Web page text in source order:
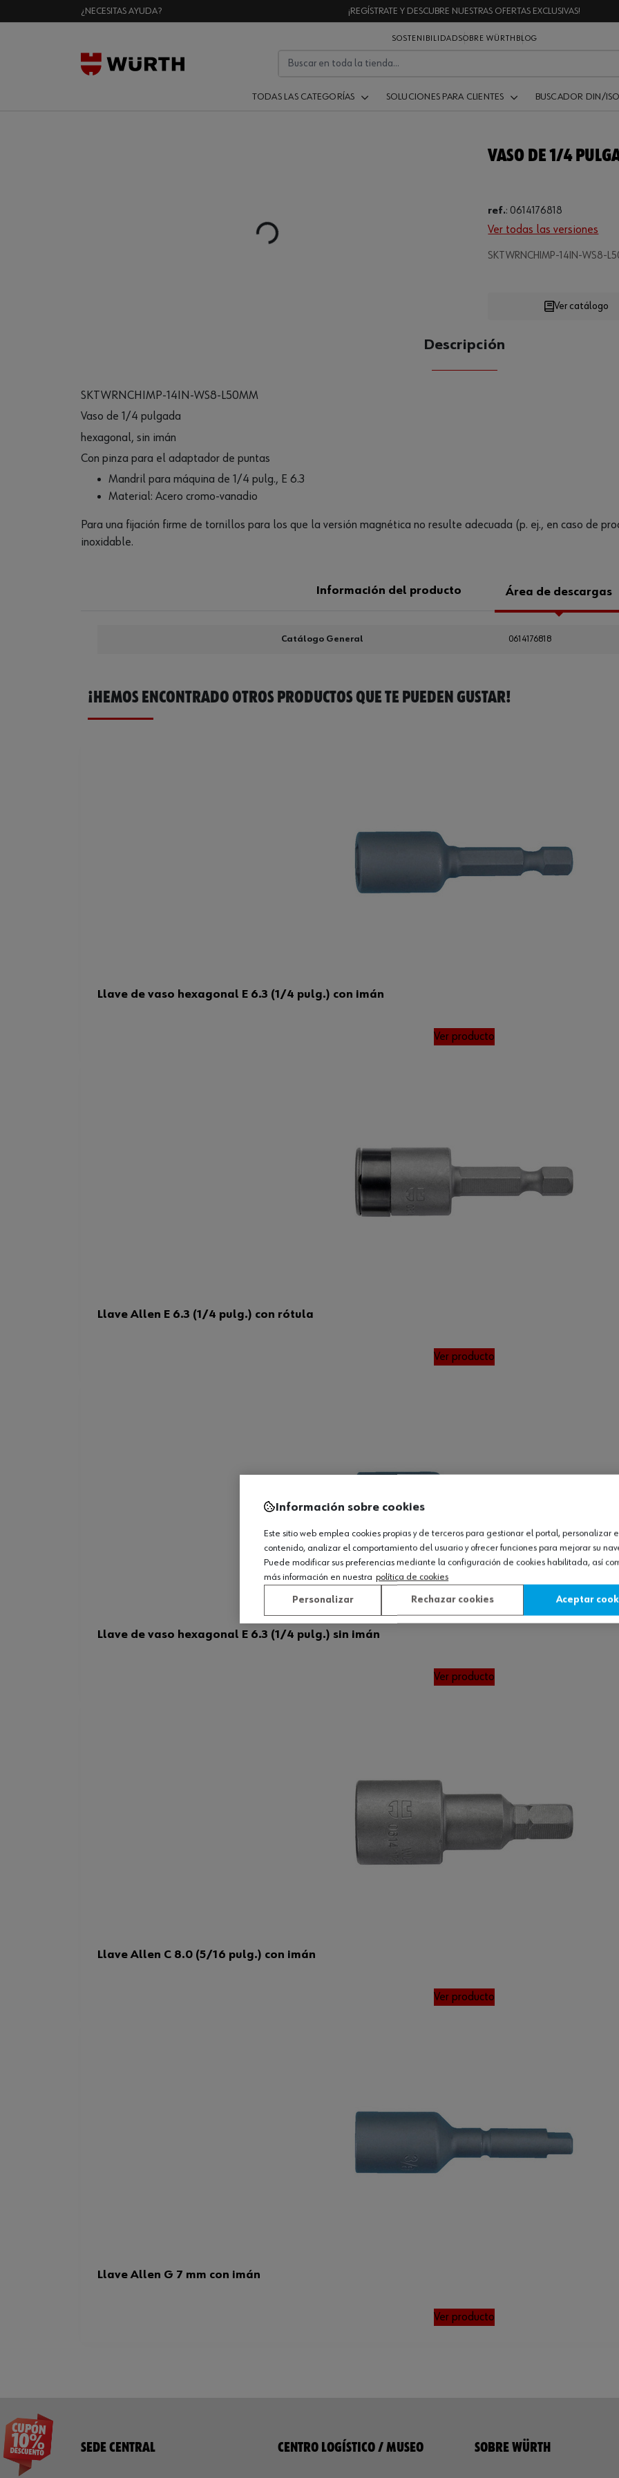
¿NECESITAS AYUDA? ¡REGÍSTRATE Y DESCUBRE NUESTRAS OFERTAS EXCLUSIVAS!
SOSTENIBILIDADSOBRE WÜRTH BLOG
TODAS LAS CATEGORÍAS SOLUCIONES PARA CLIENTES BUSCADOR DIN/ISO
Loading...
VASO DE 1/4
ref.: 0614176818
Ver todas las versiones
SKTWRNCHIMP-14IN-WS8-
CANTIDAD
Ver catálogo
Descripción
SKTWRNCHIMP-14IN-WS8-L50MM
Vaso de 1/4 pulgada
hexagonal, sin imán
Con pinza para el adaptador de puntas
Mandril para máquina de 1/4 pulg., E 6.3
Material: Acero cromo-vanadio
Para una fijación firme de tornillos para los que la versión magnética no resulte adecuada (p. ej., en caso de
inoxidable.
Información del producto Área de descargas
Catálogo General 0614176818
¡HEMOS ENCONTRADO OTROS PRODUCTOS QUE TE PUEDEN GUSTAR!
Llave de vaso hexagonal E 6.3 (1/4 pulg.) con imán
Ver producto
Llave Allen E 6.3 (1/4 pulg.) con rótula
Ver producto
Llave de vaso hexagonal E 6.3 (1/4 pulg.) sin imán
Ver producto
Llave Allen C 8.0 (5/16 pulg.) con imán
Ver producto
Llave Allen G 7 mm con imán
Ver producto
SEDE CENTRAL CENTRO LOGÍSTICO / MUSEO SOBRE WÜRTH
Información sobre cookies
Este sitio web emplea cookies propias y de terceros para gestionar el portal, personalizar
contenido, analizar el comportamiento del usuario y ofrecer funciones para mejorar su
Puede modificar sus preferencias mediante la configuración de cookies habilitada, así
más información en nuestra política de cookies
Personalizar Rechazar cookies Aceptar